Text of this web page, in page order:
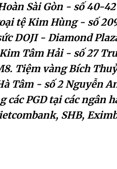
Sài Gòn - số 40-42
tệ Kim Hùng - số
DOJI - Diamond
Tâm Hải - số 27
Tiệm vàng Bích
Tâm - số 2 Nguyễn
các PGD tại các ngân
SHB,